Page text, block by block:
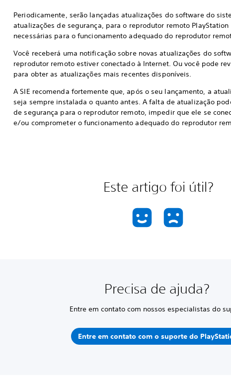
Periodicamente, serão lançadas atualizações do software do
atualizações de segurança, para o reprodutor remoto
necessárias para o funcionamento adequado do reprodutor
Você receberá uma notificação sobre novas atualizações do
reprodutor remoto estiver conectado à Internet. Ou você pode
para obter as atualizações mais recentes disponíveis.
A SIE recomenda fortemente que, após o seu lançamento, a
seja sempre instalada o quanto antes. A falta de atualização
de segurança para o reprodutor remoto, impedir que ele se
e/ou comprometer o funcionamento adequado do reprodutor
Este artigo foi útil?
Precisa de ajuda?
Entre em contato com nossos especialistas do
Entre em contato com o suporte do